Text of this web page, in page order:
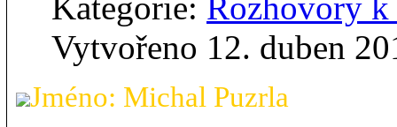
Vytvořeno 12. duben
Jméno: Michal Puzrla